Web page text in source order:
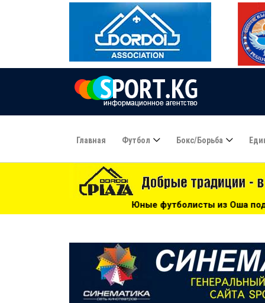
Главная Футбол Бокс/борьба
из Оша под руководством Азамата Байматова